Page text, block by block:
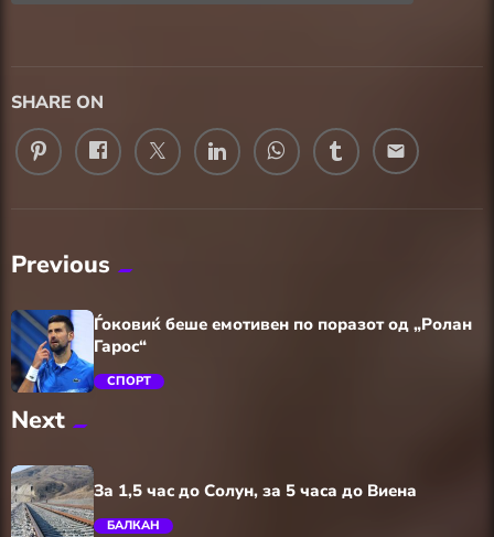
SHARE ON
email
Previous
Ѓоковиќ беше емотивен по поразот од „Ролан
Гарос“
СПОРТ
Next
За 1,5 час до Солун, за 5 часа до Виена
БАЛКАН